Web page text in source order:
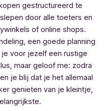
gestructureerd te
door alle toeters en
of online shops.
een goede planning
voor jezelf een rustige
maar geloof me: zodra
je blij dat je het allemaal
genieten van je kleintje,